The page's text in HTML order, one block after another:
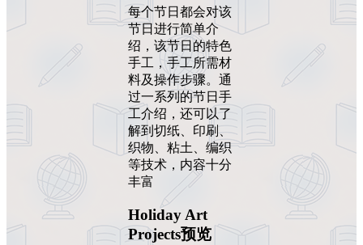
每个节日都会对该
节日进行简单介
绍，该节日的特色
手工，手工所需材
料及操作步骤。通
过一系列的节日手
工介绍，还可以了
解到切纸、印刷、
织物、粘土、编织
等技术，内容十分
丰富
Holiday Art
Projects预览